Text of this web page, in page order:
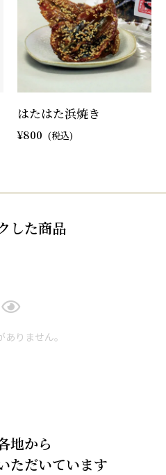
はたはた浜焼き
800
した商品
ありません。
地から
ただいています